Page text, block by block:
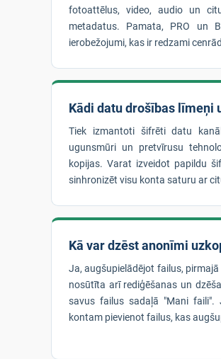
fotoattēlus, video, audio un
metadatus. Pamata, PRO un
ierobežojumi, kas ir redzami
Kādi datu drošības
Tiek izmantoti šifrēti datu
ugunsmūri un pretvīrusu
kopijas. Varat izveidot papildu
sinhronizēt visu konta saturu ar
Kā var dzēst anonīmi
Ja, augšupielādējot failus,
nosūtīta arī rediģēšanas un
savus failus sadaļā "Mani
kontam pievienot failus, kas